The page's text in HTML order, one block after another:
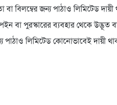
বিলম্বের জন্য পাঠাও লিমিটেড দায়ী
বা পুরস্কারের ব্যবহার থেকে উদ্ভূত
লিমিটেড কোনোভাবেই দায়ী